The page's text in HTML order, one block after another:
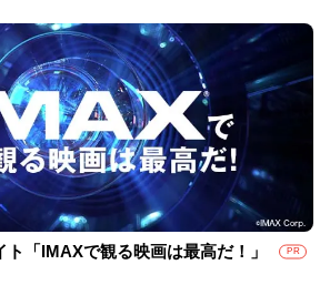
「IMAXで観る映画は最高だ！」 PR